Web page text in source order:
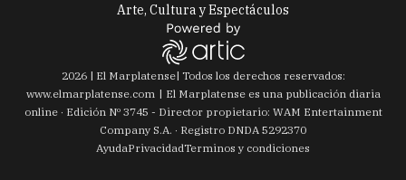
Arte, Cultura y Espectáculos
2026| El Marplatense| Todos los derechos reservados:
www.elmarplatense.com
El Marplatense es una publicación diaria
online · Edición Nº 3745 - Director propietario: WAM Entertainment
Company S.A. · Registro DNDA 5292370
AyudaPrivacidadTerminos y condiciones